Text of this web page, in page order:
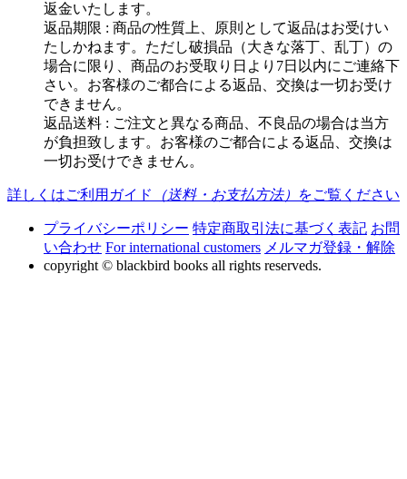
返金いたします。
返品期限 : 商品の性質上、原則として返品はお受けい
たしかねます。ただし破損品（大きな落丁、乱丁）の
場合に限り、商品のお受取り日より7日以内にご連絡下
さい。お客様のご都合による返品、交換は一切お受け
できません。
返品送料 : ご注文と異なる商品、不良品の場合は当方
が負担致します。お客様のご都合による返品、交換は
一切お受けできません。
詳しくはご利用ガイド （送料・お支払方法） をご覧ください
プライバシーポリシー 特定商取引法に基づく表記 お問
い合わせ For international customers メルマガ登録・解除
copyright © blackbird books all rights reserveds.